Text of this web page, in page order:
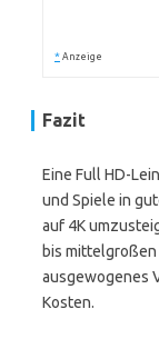
* Anzeige
Fazit
Eine Full HD-
und Spiele in
auf 4K
bis
ausgewogenes
Kosten.